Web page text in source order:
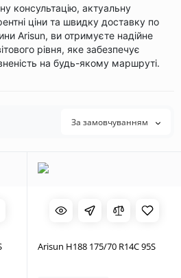
консультацію, актуальну
ціни та швидку доставку по
Arisun, ви отримуєте надійне
рівня, яке забезпечує
на будь-якому маршруті.
За замовчуванням
Arisun H188 175/70 R14C 95S